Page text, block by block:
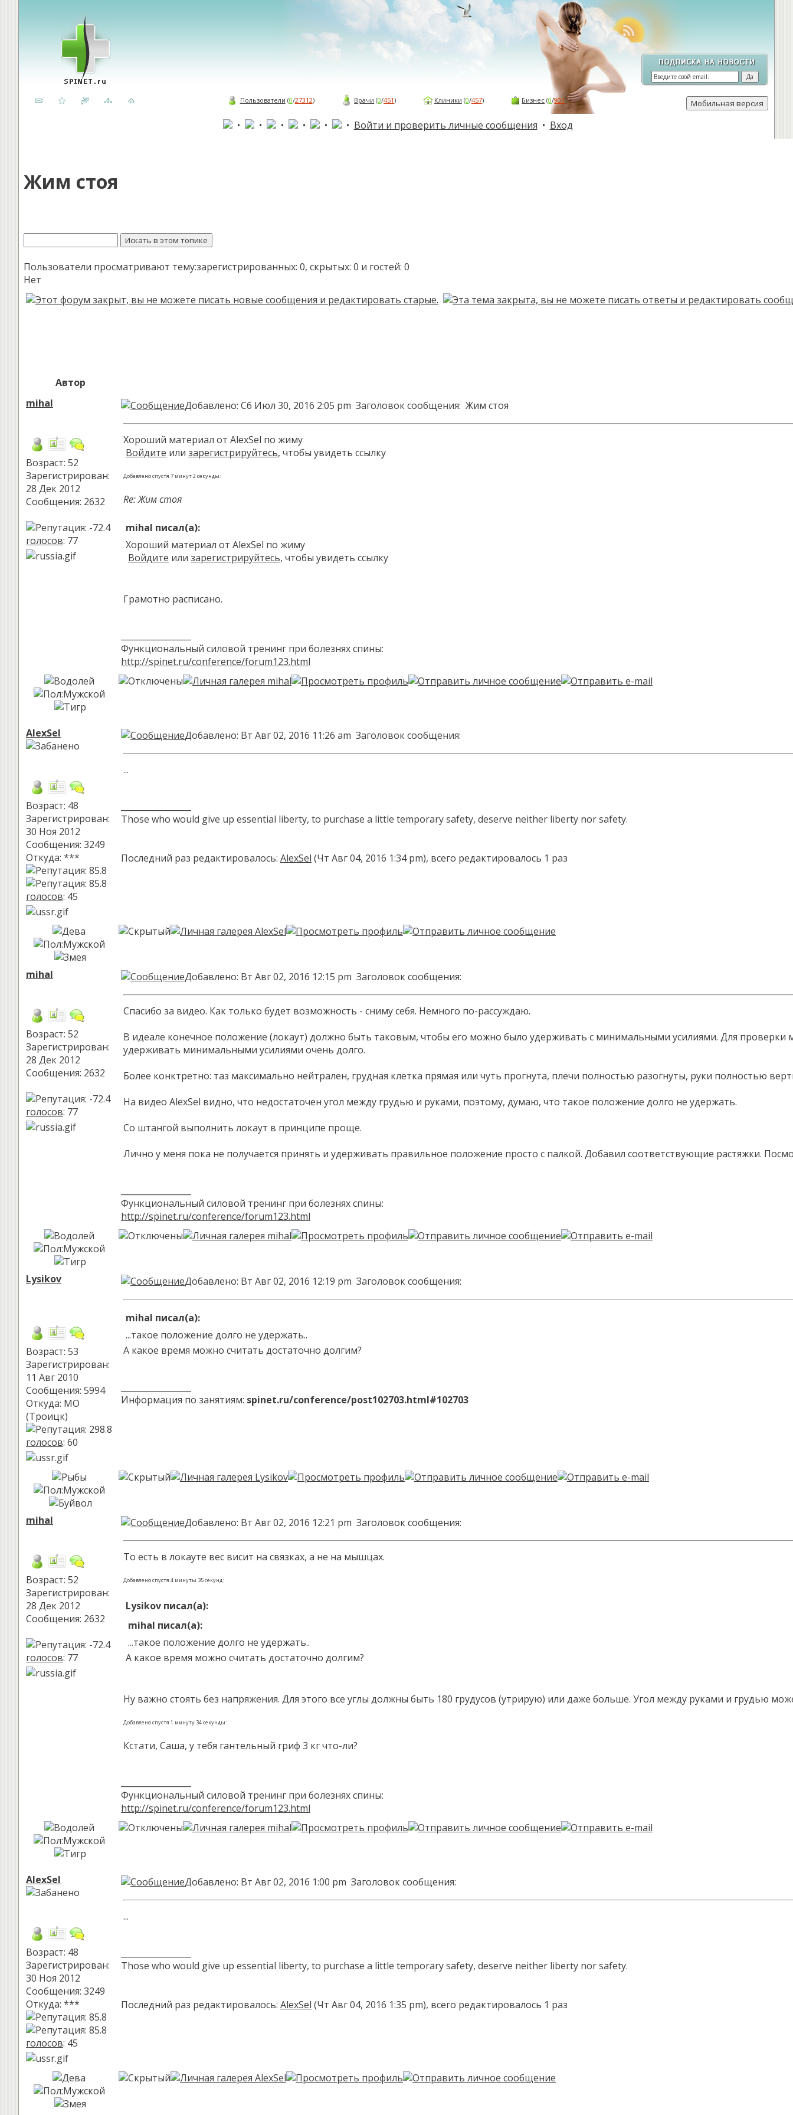
Пользователи (0/27312) Врачи (0/451) Клиники (0/457) Бизнес (0/901)
• • • • • • Войти и проверить личные сообщения • Вход
Жим стоя
Пользователи просматривают тему:зарегистрированных: 0, скрытых: 0 и гостей: 0
Нет
Автор
mihal
Возраст: 52
Зарегистрирован:
28 Дек 2012
Сообщения: 2632
голосов: 77
Добавлено: Сб Июл 30, 2016 2:05 pm Заголовок сообщения: Жим стоя
Хороший материал от AlexSel по жиму
Войдите или зарегистрируйтесь, чтобы увидеть ссылку
Добавлено спустя 7 минут 2 секунды:
Re: Жим стоя
mihal писал(а):
Хороший материал от AlexSel по жиму
Войдите или зарегистрируйтесь, чтобы увидеть ссылку
Грамотно расписано.
Функциональный силовой тренинг при болезнях спины:
http://spinet.ru/conference/forum123.html
AlexSel
Возраст: 48
Зарегистрирован:
30 Ноя 2012
Сообщения: 3249
Откуда: ***
голосов: 45
Добавлено: Вт Авг 02, 2016 11:26 am Заголовок сообщения:
...
Those who would give up essential liberty, to purchase a little temporary safety, deserve neither liberty nor safety.
Последний раз редактировалось: AlexSel (Чт Авг 04, 2016 1:34 pm), всего редактировалось 1 раз
mihal
Возраст: 52
Зарегистрирован:
28 Дек 2012
Сообщения: 2632
голосов: 77
Добавлено: Вт Авг 02, 2016 12:15 pm Заголовок сообщения:
Спасибо за видео. Как только будет возможность - сниму себя. Немного по-рассуждаю.
В идеале конечное положение (локаут) должно быть таковым, чтобы его можно было удерживать с минимальными усилиями. Для
удерживать минимальными усилиями очень долго.
Более конктретно: таз максимально нейтрален, грудная клетка прямая или чуть прогнута, плечи полностью разогнуты, руки полностью
На видео AlexSel видно, что недостаточен угол между грудью и руками, поэтому, думаю, что такое положение долго не удержать.
Со штангой выполнить локаут в принципе проще.
Лично у меня пока не получается принять и удерживать правильное положение просто с палкой. Добавил соответствующие растяжки.
Функциональный силовой тренинг при болезнях спины:
http://spinet.ru/conference/forum123.html
Lysikov
Возраст: 53
Зарегистрирован:
11 Авг 2010
Сообщения: 5994
Откуда: МО
(Троицк)
голосов: 60
Добавлено: Вт Авг 02, 2016 12:19 pm Заголовок сообщения:
mihal писал(а):
...такое положение долго не удержать..
А какое время можно считать достаточно долгим?
Информация по занятиям: spinet.ru/conference/post102703.html#102703
mihal
Возраст: 52
Зарегистрирован:
28 Дек 2012
Сообщения: 2632
голосов: 77
Добавлено: Вт Авг 02, 2016 12:21 pm Заголовок сообщения:
То есть в локауте вес висит на связках, а не на мышцах.
Добавлено спустя 4 минуты 35 секунд:
Lysikov писал(а):
mihal писал(а):
...такое положение долго не удержать..
А какое время можно считать достаточно долгим?
Ну важно стоять без напряжения. Для этого все углы должны быть 180 грудусов (утрирую) или даже больше. Угол между руками и грудью
Добавлено спустя 1 минуту 34 секунды:
Кстати, Саша, у тебя гантельный гриф 3 кг что-ли?
Функциональный силовой тренинг при болезнях спины:
http://spinet.ru/conference/forum123.html
AlexSel
Возраст: 48
Зарегистрирован:
30 Ноя 2012
Сообщения: 3249
Откуда: ***
голосов: 45
Добавлено: Вт Авг 02, 2016 1:00 pm Заголовок сообщения:
...
Those who would give up essential liberty, to purchase a little temporary safety, deserve neither liberty nor safety.
Последний раз редактировалось: AlexSel (Чт Авг 04, 2016 1:35 pm), всего редактировалось 1 раз